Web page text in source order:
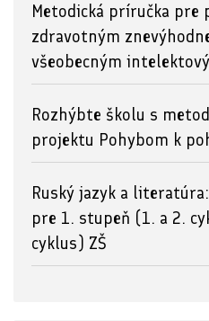
Metodická príručka pre
zdravotným
všeobecným
Rozhýbte školu s
projektu Pohybom k
Ruský jazyk a
pre 1. stupeň (1. a 2.
cyklus) ZŠ